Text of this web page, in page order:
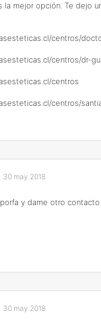
la mejor opción. Te dejo
centros/
centros/dr-
centros
centros/
30 may 2018
y dame otro contacto
30 may 2018